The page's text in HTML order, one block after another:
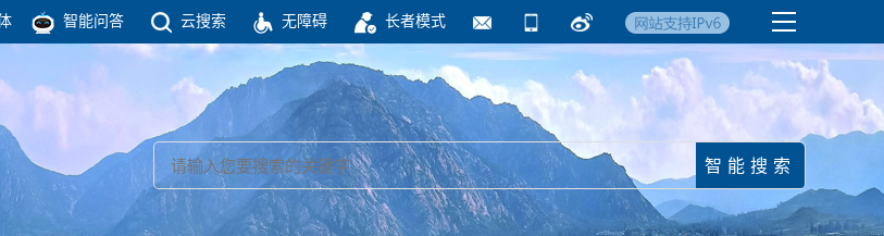
智能问答 云搜索 无障碍 长者模式
效 理性法治 公开公平 友善和谐
机构
公报
新闻
政务要闻 国务院要闻
部门信息 镇街信息